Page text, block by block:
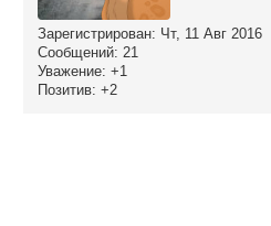
Зарегистрирован: Чт, 11 Авг 2016
Сообщений: 21
Уважение: +1
Позитив: +2